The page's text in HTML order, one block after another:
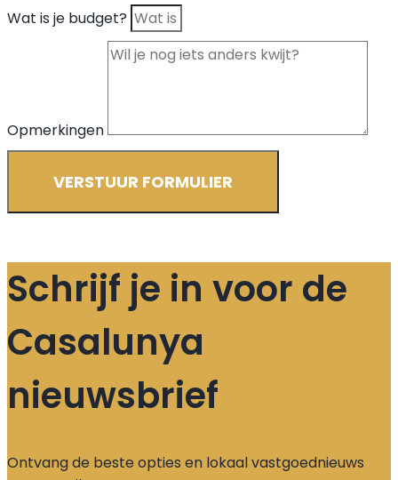
Wat is je budget?
Opmerkingen
VERSTUUR FORMULIER
Schrijf je in voor de
Casalunya
nieuwsbrief
Ontvang de beste opties en lokaal vastgoednieuws